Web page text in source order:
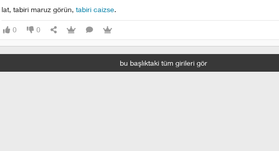
lat, tabiri maruz görün, tabiri caizse.
0 0
bu başlıktaki tüm girileri gör